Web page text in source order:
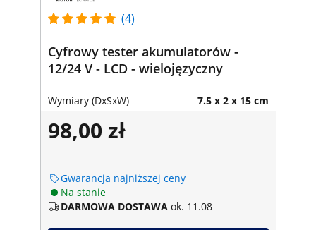
(4)
Cyfrowy tester akumulatorów -
12/24 V - LCD - wielojęzyczny
Wymiary (DxSxW) 7.5 x 2 x 15 cm
98,00 zł
Gwarancja najniższej ceny
Na stanie
DARMOWA DOSTAWA ok. 11.08